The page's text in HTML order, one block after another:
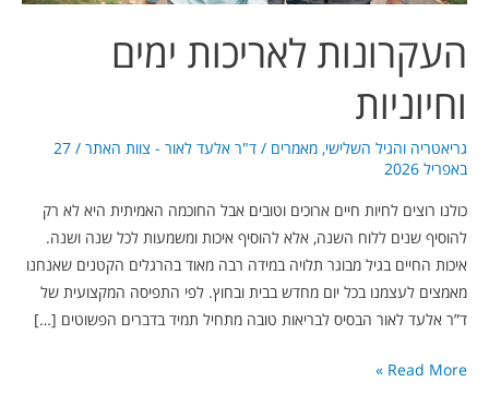
העקרונות לאריכות ימים
וחיוניות
גריאטריה והגיל השלישי, מאמרים / ד"ר אלעד לאור - צוות האתר /
27
באפריל 2026
כולנו רוצים לחיות חיים ארוכים וטובים אבל החוכמה האמיתית היא לא רק
להוסיף שנים ללוח השנה, אלא להוסיף איכות ומשמעות לכל שנה ושנה.
איכות החיים בגיל מבוגר תלויה במידה רבה מאוד בהרגלים הקטנים שאנחנו
מאמצים לעצמנו בכל יום מחדש בבית ובחוץ. לפי התפיסה המקצועית של
ד”ר אלעד לאור הבסיס לבריאות טובה מתחיל תמיד בדברים הפשוטים […]
Read More »